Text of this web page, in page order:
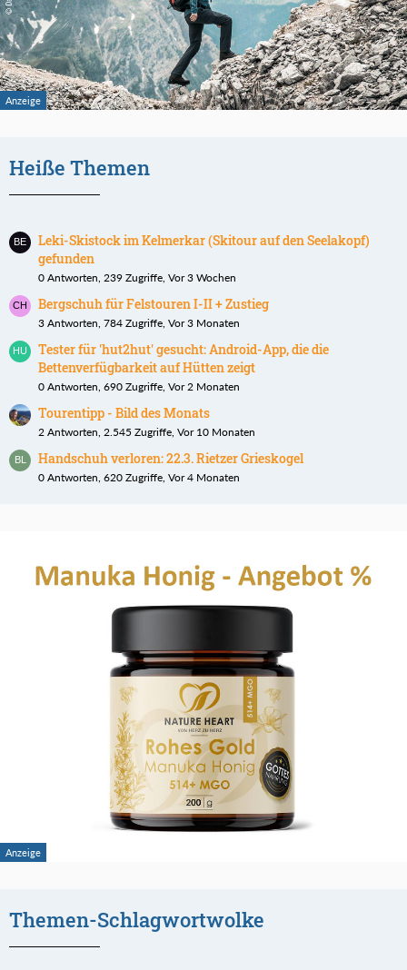
Heiße Themen
Leki-Skistock im Kelmerkar (Skitour auf den Seelakopf)
gefunden
0 Antworten, 239 Zugriffe, Vor 3 Wochen
Bergschuh für Felstouren I-II + Zustieg
3 Antworten, 784 Zugriffe, Vor 3 Monaten
Tester für 'hut2hut' gesucht: Android-App, die die
Bettenverfügbarkeit auf Hütten zeigt
0 Antworten, 690 Zugriffe, Vor 2 Monaten
Tourentipp - Bild des Monats
2 Antworten, 2.545 Zugriffe, Vor 10 Monaten
Handschuh verloren: 22.3. Rietzer Grieskogel
0 Antworten, 620 Zugriffe, Vor 4 Monaten
Themen-Schlagwortwolke